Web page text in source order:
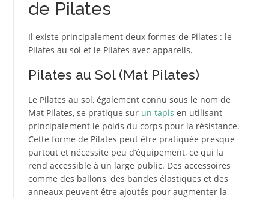
de Pilates
Il existe principalement deux formes de Pilates : le
Pilates au sol et le Pilates avec appareils.
Pilates au Sol (Mat Pilates)
Le Pilates au sol, également connu sous le nom de
Mat Pilates, se pratique sur un tapis en utilisant
principalement le poids du corps pour la résistance.
Cette forme de Pilates peut être pratiquée presque
partout et nécessite peu d’équipement, ce qui la
rend accessible à un large public. Des accessoires
comme des ballons, des bandes élastiques et des
anneaux peuvent être ajoutés pour augmenter la